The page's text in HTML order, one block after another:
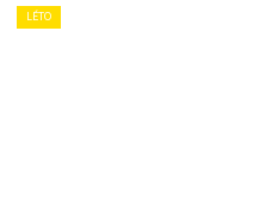
LÉTO